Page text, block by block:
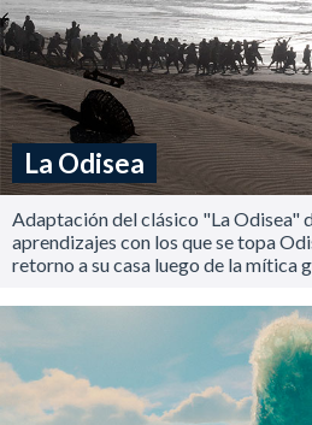
La Odisea
Adaptación del clásico "La Odisea"
aprendizajes con los que se topa
retorno a su casa luego de la mítica